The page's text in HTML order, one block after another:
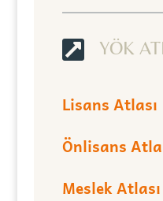
 YÖK
Lisans Atlası
Önlisans
Meslek Atlası